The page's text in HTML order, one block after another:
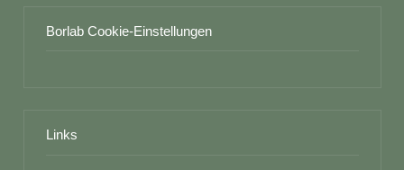
Borlab Cookie-Einstellungen
Links